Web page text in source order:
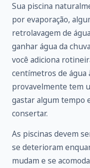
Sua piscina
por evaporação,
retrolavagem de
ganhar água da
você adiciona
centímetros de água
provavelmente tem
gastar algum tempo
consertar.
As piscinas devem
se deterioram
mudam e se